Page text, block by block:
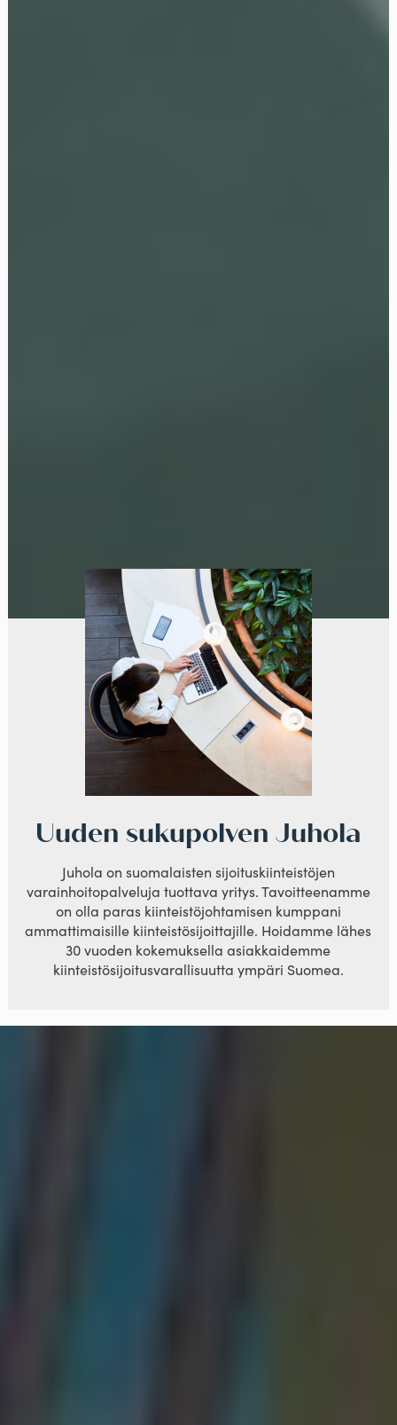
Uuden sukupolven Juhola
Juhola on suomalaisten sijoituskiinteistöjen
varainhoitopalveluja tuottava yritys. Tavoitteenamme
on olla paras kiinteistöjohtamisen kumppani
ammattimaisille kiinteistösijoittajille. Hoidamme lähes
30 vuoden kokemuksella asiakkaidemme
kiinteistösijoitusvarallisuutta ympäri Suomea.